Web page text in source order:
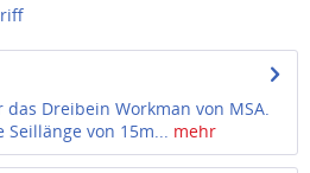
Dreibein Workman von MSA.
Seillänge von 15m... mehr